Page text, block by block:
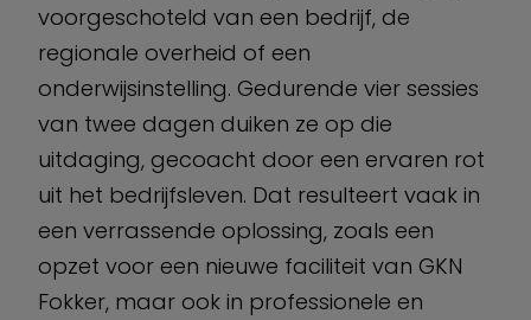
voorgeschoteld van een bedrijf, de
regionale overheid of een
onderwijsinstelling. Gedurende vier sessies
van twee dagen duiken ze op die
uitdaging, gecoacht door een ervaren rot
uit het bedrijfsleven. Dat resulteert vaak in
een verrassende oplossing, zoals een
opzet voor een nieuwe faciliteit van GKN
Fokker, maar ook in professionele en